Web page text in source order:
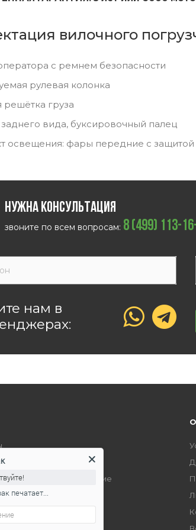
вилочного
с ремнем безопасности
рулевая колонка
груза
вида, буксировочный палец
освещения: фары передние с защитой
Нужна консультация
звоните по всем вопросам: 8 (499) 113-
нам в
техника
оборудование
печатает...